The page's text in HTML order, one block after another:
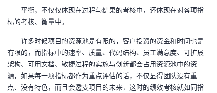
平衡，不仅仅体现在过程与结果的考核中，还体现在对各项指
标的考核、衡量中。
许多时候项目的资源池是有限的，客户投资的资金和时间也是
有限的，而指标中的速率、质量、代码结构、员工满意度、可扩展
架构、可用文档、敏捷过程的实施与创新都会占用资源池中的资
源，如果每一项指标都作为重点评估的话，不仅显得团队没有重
点、没有特色，而且 会透支项目的未来，这时的绩效考核就如同指